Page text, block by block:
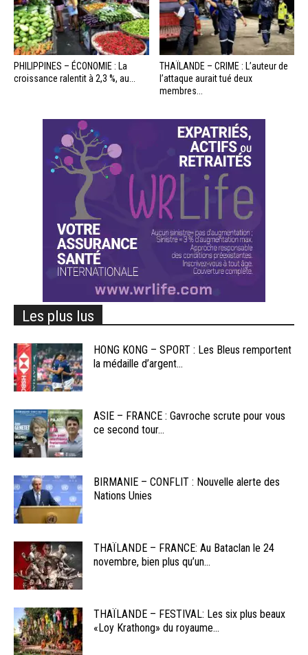
PHILIPPINES – ÉCONOMIE : La
croissance ralentit à 2,3 %, au...
THAÏLANDE – CRIME : L’auteur de
l’attaque aurait tué deux
membres...
Les plus lus
HONG KONG – SPORT : Les Bleus remportent
la médaille d’argent...
ASIE – FRANCE : Gavroche scrute pour vous
ce second tour...
BIRMANIE – CONFLIT : Nouvelle alerte des
Nations Unies
THAÏLANDE – FRANCE: Au Bataclan le 24
novembre, bien plus qu’un...
THAÏLANDE – FESTIVAL: Les six plus beaux
«Loy Krathong» du royaume...